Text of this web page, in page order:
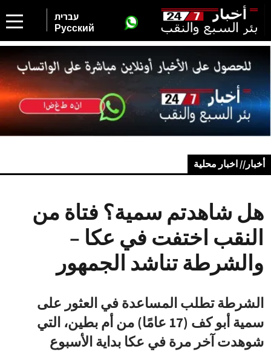
עברית
Русский
أخبار// اخبار محلية
هل شاهدتم سمية؟ فتاة من
النقب اختفت في عكا –
والشرطة تناشد الجمهور
الشرطة تطلب المساعدة في العثور على
سمية أبو كف (17 عامًا) من أم بطين، التي
شوهدت آخر مرة في عكا بداية الأسبوع